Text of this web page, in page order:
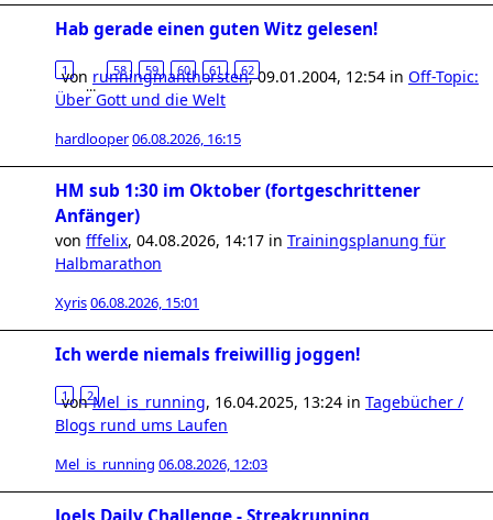
Hab gerade einen guten Witz gelesen!
1
…
58 59 60 61 62
von runningmanthorsten,09.01.2004, 12:54 in Off-Topic:
Über Gott und die Welt
hardlooper06.08.2026, 16:15
HM sub 1:30 im Oktober (fortgeschrittener
Anfänger)
von fffelix, 04.08.2026, 14:17 in Trainingsplanung für
Halbmarathon
Xyris06.08.2026, 15:01
Ich werde niemals freiwillig joggen!
1 2
vonMel_is_running, 16.04.2025, 13:24 in Tagebücher /
Blogs rund ums Laufen
Mel_is_running 06.08.2026, 12:03